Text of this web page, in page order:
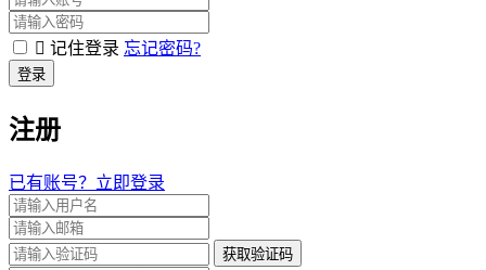
记住登录 忘记密码?
登录
注册
已有账号？立即登录
获取验证码